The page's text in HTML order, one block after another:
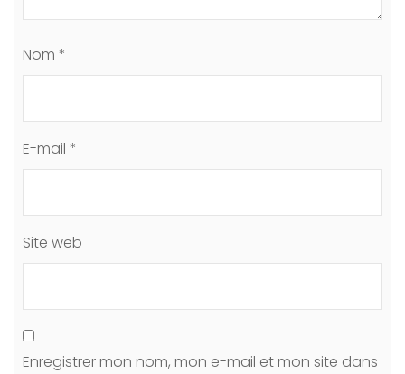
Nom *
E-mail *
Site web
Enregistrer mon nom, mon e-mail et mon site dans